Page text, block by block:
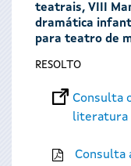
teatrais, VIII
dramática
para teatro de
RESOLTO
Consulta
literatura
Consulta